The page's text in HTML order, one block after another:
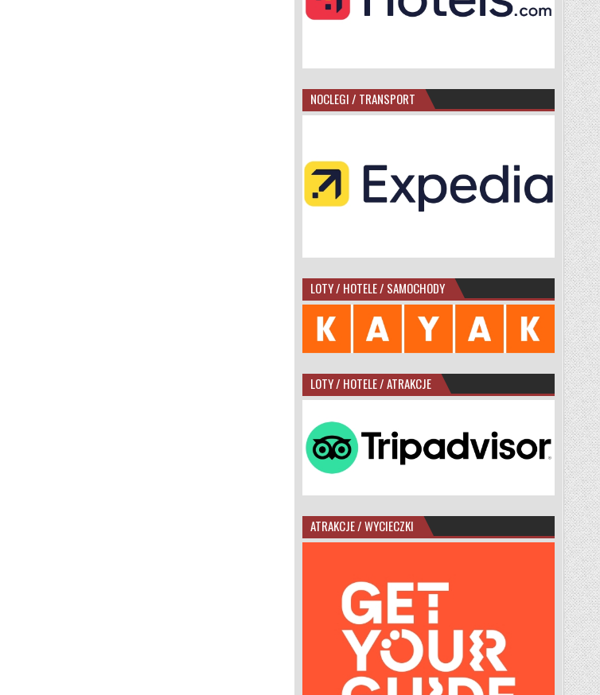
NOCLEGI / TRANSPORT
LOTY / HOTELE / SAMOCHODY
LOTY / HOTELE / ATRAKCJE
ATRAKCJE / WYCIECZKI